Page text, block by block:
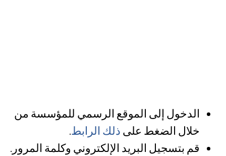
الدخول إلى الموقع الرسمي للمؤسسة من
خلال الضغط علىذلكالرابط.
قم بتسجيل البريد الإلكتروني وكلمة المرور.